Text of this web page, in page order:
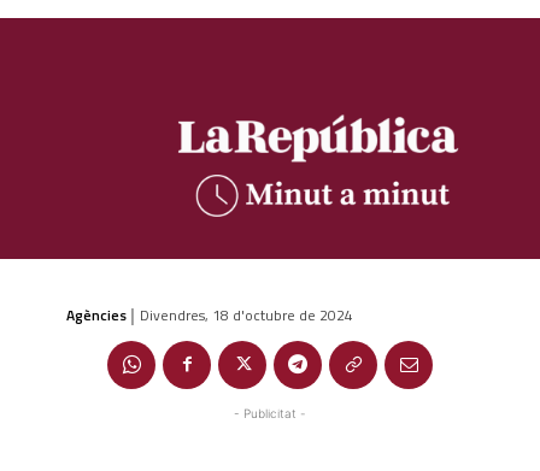
Agències | Divendres, 18 d'octubre de 2024
- Publicitat -